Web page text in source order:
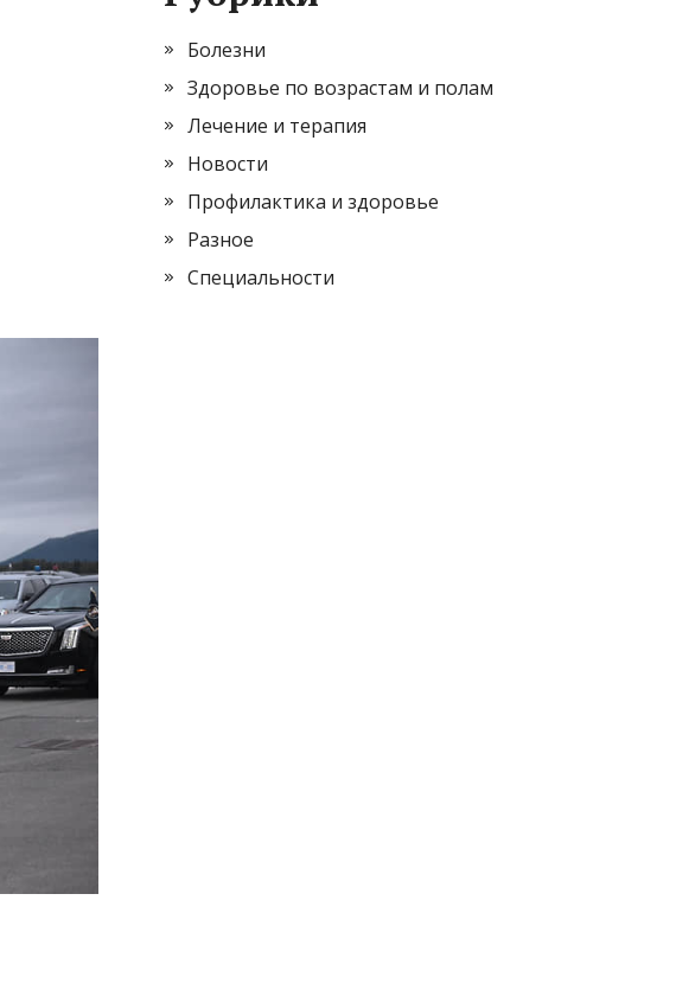
Болезни
Здоровье по возрастам и полам
Лечение и терапия
Новости
Профилактика и здоровье
Разное
Специальности